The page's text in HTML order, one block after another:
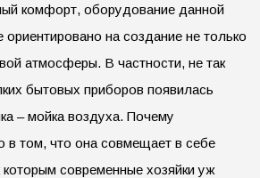
комфорт, оборудование данной
ориентировано на создание не только
атмосферы. В частности, не так
бытовых приборов появилась
– мойка воздуха. Почему
в том, что она совмещает в себе
которым современные хозяйки уж